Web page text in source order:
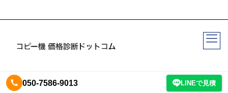
050-7586-9013 LINEで見積